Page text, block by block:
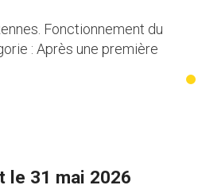
Fonctionnement du
: Après une première
le 31 mai 2026